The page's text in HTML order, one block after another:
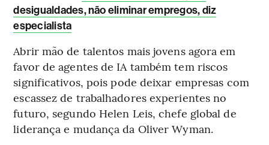
desigualdades, não eliminar empregos, diz
especialista
Abrir mão de talentos mais jovens agora em
favor de agentes de IA também tem riscos
significativos, pois pode deixar empresas com
escassez de trabalhadores experientes no
futuro, segundo Helen Leis, chefe global de
liderança e mudança da Oliver Wyman.